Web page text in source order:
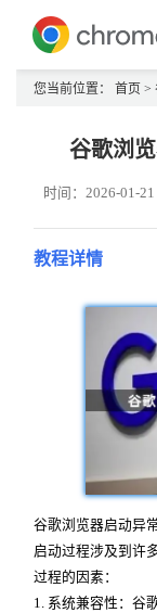
您当前位置： 首页 >
谷歌浏
时间：2026-01-21
教程详情
谷歌浏览器启动异
启动过程涉及到许
过程的因素：
1. 系统兼容性：谷